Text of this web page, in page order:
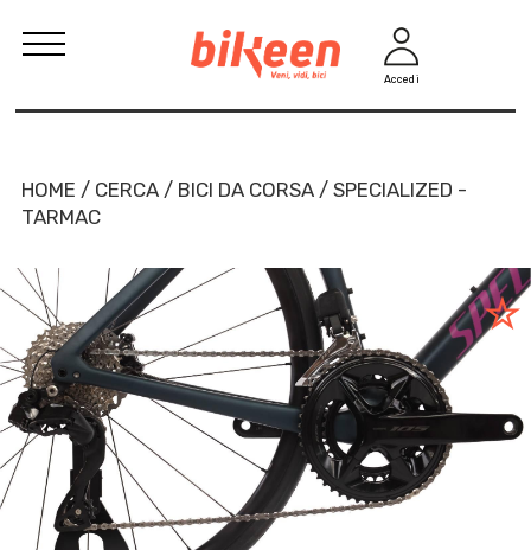
Accedi
HOME / CERCA / BICI DA CORSA / SPECIALIZED -
TARMAC